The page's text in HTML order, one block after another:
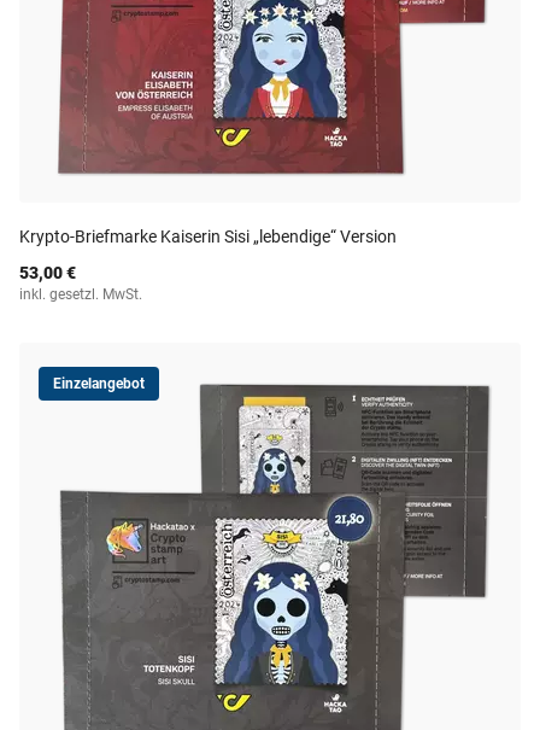
Krypto-Briefmarke Kaiserin Sisi „lebendige“ Version
53,00 €
inkl. gesetzl. MwSt.
Einzelangebot